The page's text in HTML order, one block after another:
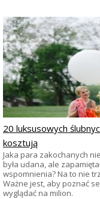
20 luksusowych
kosztują
Jaka para zakochanych
była udana, ale
wspomnienia? Na to nie
Ważne jest, aby poznać
wyglądać na milion.